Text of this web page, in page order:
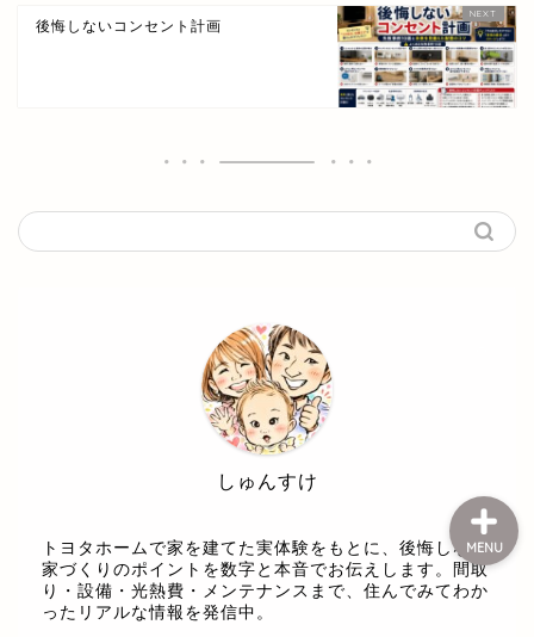
後悔しないコンセント計画
しゅんすけ
トヨタホームで家を建てた実体験をもとに、後悔しない
家づくりのポイントを数字と本音でお伝えします。間取
り・設備・光熱費・メンテナンスまで、住んでみてわか
ったリアルな情報を発信中。
MENU
ホーム
プライバシーポリシー